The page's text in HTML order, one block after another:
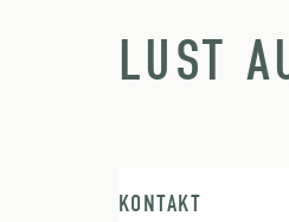
LUST
KONTAKT